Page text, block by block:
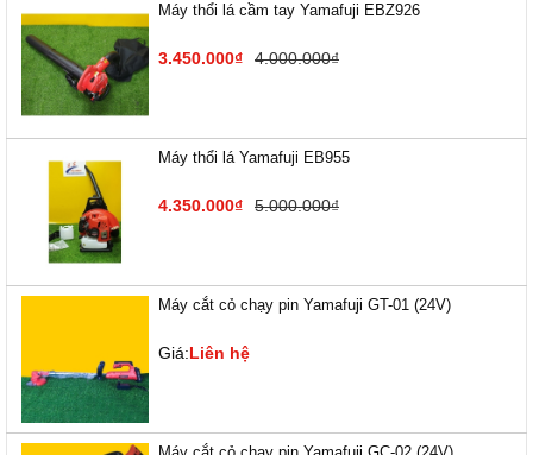
Máy thổi lá cầm tay Yamafuji EBZ926
3.450.000₫ 4.000.000₫
Máy thổi lá Yamafuji EB955
4.350.000₫ 5.000.000₫
Máy cắt cỏ chạy pin Yamafuji GT-01 (24V)
Giá:Liên hệ